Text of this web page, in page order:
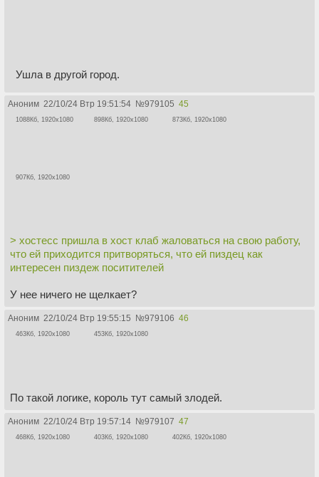
Ушла в другой город.
Аноним 22/10/24 Втр 19:51:54 №979105 45
1088Кб, 1920x1080 898Кб, 1920x1080 873Кб, 1920x1080
907Кб, 1920x1080
> хостесс пришла в хост клаб жаловаться на свою работу,
что ей приходится притворяться, что ей пиздец как
интересен пиздеж поситителей
У нее ничего не щелкает?
Аноним 22/10/24 Втр 19:55:15 №979106 46
463Кб, 1920x1080 453Кб, 1920x1080
По такой логике, король тут самый злодей.
Аноним 22/10/24 Втр 19:57:14 №979107 47
468Кб, 1920x1080 403Кб, 1920x1080 402Кб, 1920x1080